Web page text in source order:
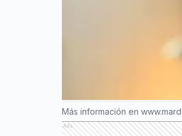
Más información en
Ads